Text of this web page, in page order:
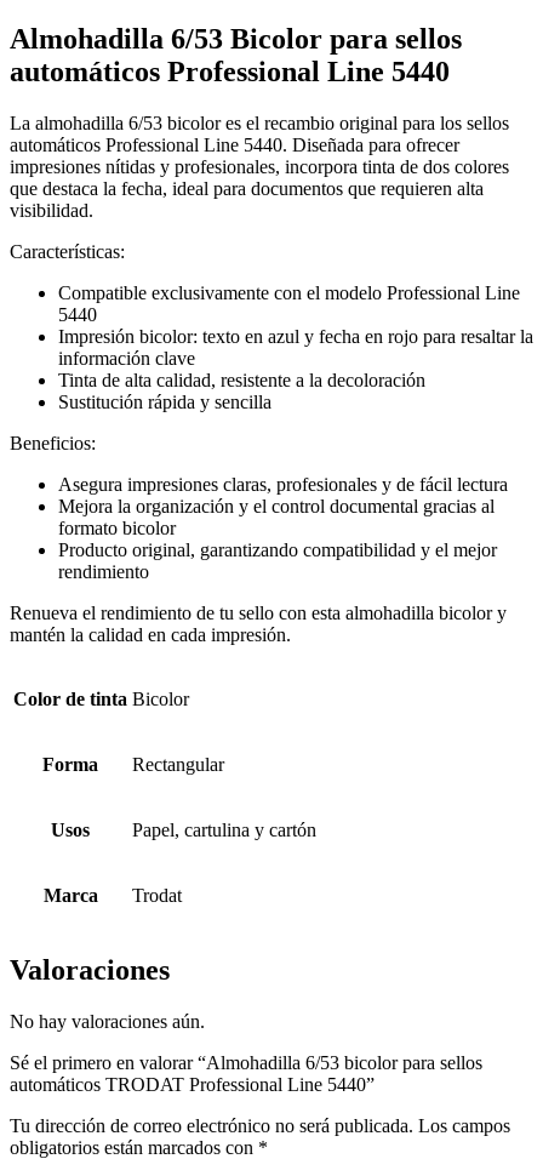
Almohadilla 6/53 Bicolor para sellos
automáticos Professional Line 5440
La almohadilla 6/53 bicolor es el recambio original para los sellos
automáticos Professional Line 5440. Diseñada para ofrecer
impresiones nítidas y profesionales, incorpora tinta de dos colores
que destaca la fecha, ideal para documentos que requieren alta
visibilidad.
Características:
Compatible exclusivamente con el modelo Professional Line
5440
Impresión bicolor: texto en azul y fecha en rojo para resaltar la
información clave
Tinta de alta calidad, resistente a la decoloración
Sustitución rápida y sencilla
Beneficios:
Asegura impresiones claras, profesionales y de fácil lectura
Mejora la organización y el control documental gracias al
formato bicolor
Producto original, garantizando compatibilidad y el mejor
rendimiento
Renueva el rendimiento de tu sello con esta almohadilla bicolor y
mantén la calidad en cada impresión.
Color de tinta Bicolor
Forma Rectangular
Usos Papel, cartulina y cartón
Marca Trodat
Valoraciones
No hay valoraciones aún.
Sé el primero en valorar “Almohadilla 6/53 bicolor para sellos
automáticos TRODAT Professional Line 5440”
Tu dirección de correo electrónico no será publicada. Los campos
obligatorios están marcados con *